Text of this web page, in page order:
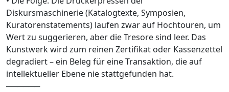
Diskursmaschinerie (Katalogtexte, Symposien,
Kuratorenstatements) laufen zwar auf Hochtouren, um
Wert zu suggerieren, aber die Tresore sind leer. Das
Kunstwerk wird zum reinen Zertifikat oder Kassenzettel
degradiert – ein Beleg für eine Transaktion, die auf
intellektueller Ebene nie stattgefunden hat.
──────